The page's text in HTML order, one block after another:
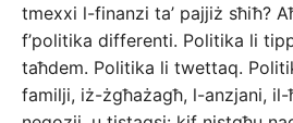
tmexxi l-finanzi ta’ pajjiż sħiħ?
f’politika differenti. Politika li
taħdem. Politika li twettaq.
familji, iż-żgħażagħ, l-anzjani,